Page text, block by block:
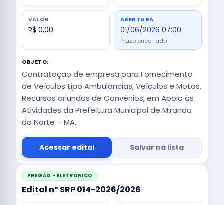
VALOR
R$ 0,00
ABERTURA
01/06/2026 07:00
Prazo encerrado
OBJETO:
Contratação de empresa para Fornecimento
de Veículos tipo Ambulâncias, Veículos e Motos,
Recursos oriundos de Convênios, em Apoio às
Atividades da Prefeitura Municipal de Miranda
do Norte – MA,
Acessar edital Salvar na lista
PREGÃO - ELETRÔNICO
Edital nº SRP 014-2026/2026